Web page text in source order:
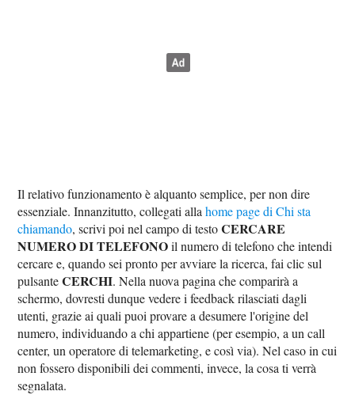
Il relativo funzionamento è alquanto semplice, per non dire
essenziale. Innanzitutto, collegati allahome page di Chi sta
chiamando, scrivi poi nel campo di testoCERCARE
NUMERO DI TELEFONOil numero di telefono che intendi
cercare e, quando sei pronto per avviare la ricerca, fai clic sul
pulsanteCERCHI. Nella nuova pagina che comparirà a
schermo, dovresti dunque vedere i feedback rilasciati dagli
utenti, grazie ai quali puoi provare a desumere l'origine del
numero, individuando a chi appartiene (per esempio, a un call
center, un operatore di telemarketing, e così via). Nel caso in cui
non fossero disponibili dei commenti, invece, la cosa ti verrà
segnalata.